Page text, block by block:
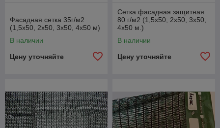
Фасадная сетка 35г/м2
(1,5х50, 2х50, 3х50, 4х50 м)
В наличии
Цену уточняйте
Сетка фасадная защитная
80 г/м2 (1,5х50, 2х50, 3х50,
4х50 м.)
В наличии
Цену уточняйте